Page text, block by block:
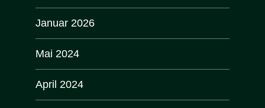
Januar 2026
Mai 2024
April 2024